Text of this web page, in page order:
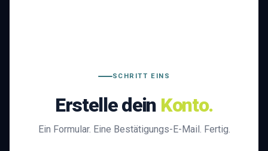
SCHRITT EINS
Erstelle dein Konto.
Ein Formular. Eine Bestätigungs-E-Mail. Fertig.